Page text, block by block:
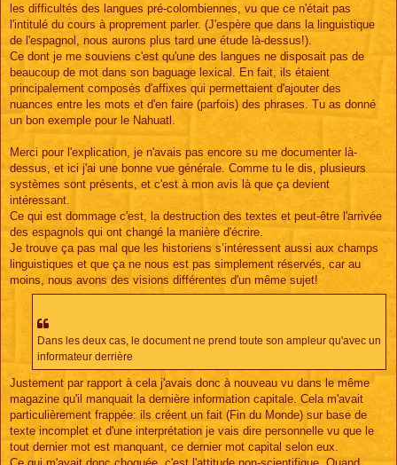
a
g
les difficultés des langues pré-colombiennes, vu que ce n'était pas
l'intitulé du cours à proprement parler. (J'espère que dans la linguistique
de l'espagnol, nous aurons plus tard une étude là-dessus!).
Ce dont je me souviens c'est qu'une des langues ne disposait pas de
beaucoup de mot dans son baguage lexical. En fait, ils étaient
principalement composés d'affixes qui permettaient d'ajouter des
nuances entre les mots et d'en faire (parfois) des phrases. Tu as donné
un bon exemple pour le Nahuatl.
Merci pour l'explication, je n'avais pas encore su me documenter là-
dessus, et ici j'ai une bonne vue générale. Comme tu le dis, plusieurs
systèmes sont présents, et c'est à mon avis là que ça devient
intéressant.
Ce qui est dommage c'est, la destruction des textes et peut-être l'arrivée
des espagnols qui ont changé la manière d'écrire.
Je trouve ça pas mal que les historiens s’intéressent aussi aux champs
linguistiques et que ça ne nous est pas simplement réservés, car au
moins, nous avons des visions différentes d'un même sujet!
Dans les deux cas, le document ne prend toute son ampleur qu'avec un
informateur derrière
Justement par rapport à cela j'avais donc à nouveau vu dans le même
magazine qu'il manquait la dernière information capitale. Cela m'avait
particulièrement frappée: ils créent un fait (Fin du Monde) sur base de
texte incomplet et d'une interprétation je vais dire personnelle vu que le
tout dernier mot est manquant, ce dernier mot capital selon eux.